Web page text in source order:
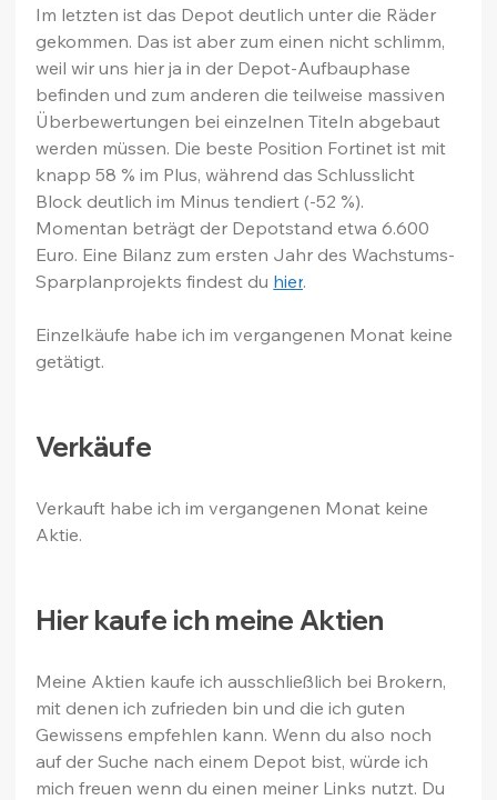
Im letzten ist das Depot deutlich unter die Räder
gekommen. Das ist aber zum einen nicht schlimm,
weil wir uns hier ja in der Depot-Aufbauphase
befinden und zum anderen die teilweise massiven
Überbewertungen bei einzelnen Titeln abgebaut
werden müssen. Die beste Position Fortinet ist mit
knapp 58 % im Plus, während das Schlusslicht
Block deutlich im Minus tendiert (-52 %).
Momentan beträgt der Depotstand etwa 6.600
Euro. Eine Bilanz zum ersten Jahr des Wachstums-
Sparplanprojekts findest du hier.
Einzelkäufe habe ich im vergangenen Monat keine
getätigt.
Verkäufe
Verkauft habe ich im vergangenen Monat keine
Aktie.
Hier kaufe ich meine Aktien
Meine Aktien kaufe ich ausschließlich bei Brokern,
mit denen ich zufrieden bin und die ich guten
Gewissens empfehlen kann. Wenn du also noch
auf der Suche nach einem Depot bist, würde ich
mich freuen wenn du einen meiner Links nutzt. Du